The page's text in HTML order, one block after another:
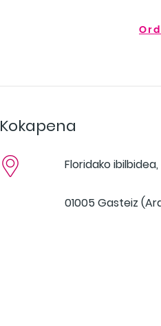
Kokapena
Floridako
01005 Gasteiz